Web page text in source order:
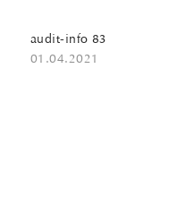
audit-info 83
01.04.2021